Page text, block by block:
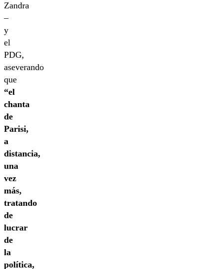
Zandra
–
y
el
PDG,
aseverando
que
“el
chanta
de
Parisi,
a
distancia,
una
vez
más,
tratando
de
lucrar
de
la
política,